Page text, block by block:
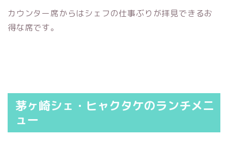
カウンター席からはシェフの仕事ぶりが拝見できるお
得な席です。
茅ヶ崎シェ・ヒャクタケのランチメニ
ュー